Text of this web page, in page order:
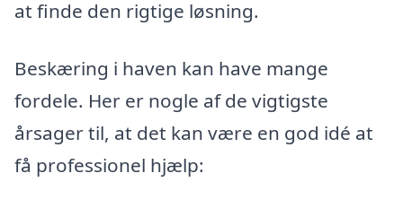
at finde den rigtige løsning.
Beskæring i haven kan have mange
fordele. Her er nogle af de vigtigste
årsager til, at det kan være en god idé at
få professionel hjælp: